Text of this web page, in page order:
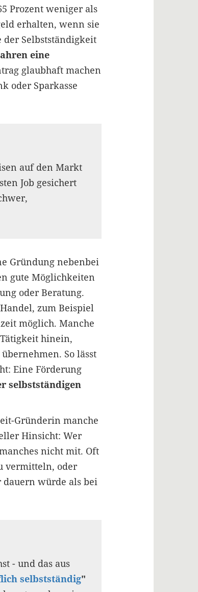
Prozent weniger als
erhalten, wenn sie
Selbstständigkeit
eine
glaubhaft machen
oder Sparkasse
auf den Markt
Job gesichert
Gründung nebenbei
gute Möglichkeiten
oder Beratung.
zum Beispiel
möglich. Manche
hinein,
So lässt
Eine Förderung
selbstständigen
Gründerin manche
Hinsicht: Wer
nicht mit. Oft
vermitteln, oder
würde als bei
- und das aus
selbstständig"